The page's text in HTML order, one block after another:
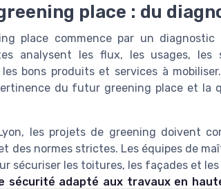
place : du
place commence par un diagnostic
analysent les flux, les usages,
bons produits et services à
du futur greening place et la
les projets de greening doivent
des normes strictes. Les équipes de
sécuriser les toitures, les façades et
sécurité adapté aux travaux en